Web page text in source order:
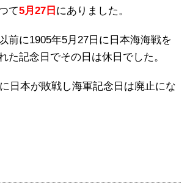
て5月27日 にありました。
前に1905年5月27日に日本海海戦を
た記念日でその日は休日でした。
日本が敗戦し海軍記念日は廃止にな